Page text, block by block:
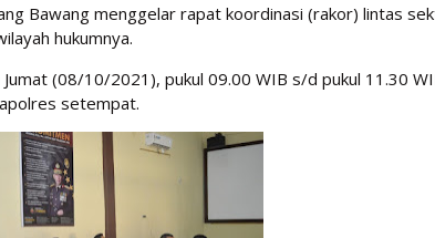
Bawang menggelar rapat koordinasi (rakor) lintas
hukumnya.
(08/10/2021), pukul 09.00 WIB s/d pukul 11.30
setempat.